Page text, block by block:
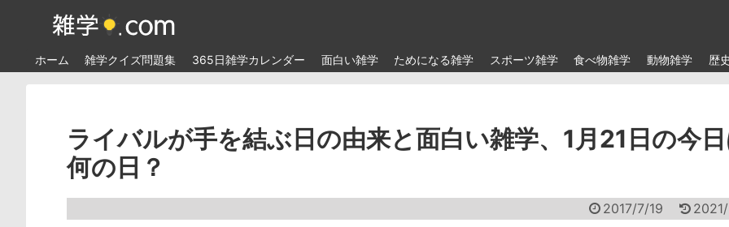
ホーム 雑学クイズ問題集 365日雑学カレンダー 面白い雑学 ためになる雑学 スポーツ雑学 食べ物雑学 動物雑学 歴
ライバルが手を結ぶ日の由来と面白い雑学、1月21日の今
何の日？
2017/7/19